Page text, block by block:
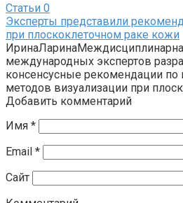
Статьи 0
Эксперты представили
при плоскоклеточном раке кожи
международных экспертов
консенсусные рекомендации по
методов визуализации при
Добавить комментарий
Имя *
Email *
Сайт